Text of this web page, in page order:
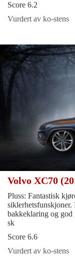
Score 6.2
Vurdert av ko-stens
Volvo XC70
Pluss: Fantastisk
bakkeklaring og god
sk
Score 6.6
Vurdert av ko-stens